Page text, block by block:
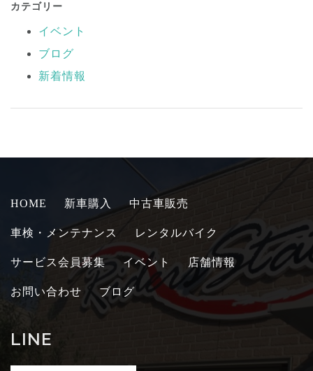
カテゴリー
イベント
ブログ
新着情報
HOME 新車購入 中古車販売
車検・メンテナンス レンタルバイク
サービス会員募集 イベント 店舗情報
お問い合わせ ブログ
LINE